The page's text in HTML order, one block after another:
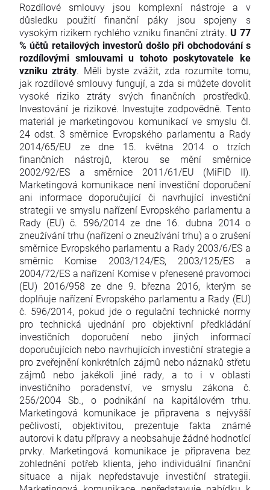
Rozdílové smlouvy jsou komplexní nástroje a v
důsledku použití finanční páky jsou spojeny s
vysokým rizikem rychlého vzniku finanční ztráty. U 77
% účtů retailových investorů došlo při obchodování s
rozdílovými smlouvami u tohoto poskytovatele ke
vzniku ztráty. Měli byste zvážit, zda rozumíte tomu,
jak rozdílové smlouvy fungují, a zda si můžete dovolit
vysoké riziko ztráty svých finančních prostředků.
Investování je rizikové. Investujte zodpovědně. Tento
materiál je marketingovou komunikací ve smyslu čl.
24 odst. 3 směrnice Evropského parlamentu a Rady
2014/65/EU ze dne 15. května 2014 o trzích
finančních nástrojů, kterou se mění směrnice
2002/92/ES a směrnice 2011/61/EU (MiFID II).
Marketingová komunikace není investiční doporučení
ani informace doporučující či navrhující investiční
strategii ve smyslu nařízení Evropského parlamentu a
Rady (EU) č. 596/2014 ze dne 16. dubna 2014 o
zneužívání trhu (nařízení o zneužívání trhu) a o zrušení
směrnice Evropského parlamentu a Rady 2003/6/ES a
směrnic Komise 2003/124/ES, 2003/125/ES a
2004/72/ES a nařízení Komise v přenesené pravomoci
(EU) 2016/958 ze dne 9. března 2016, kterým se
doplňuje nařízení Evropského parlamentu a Rady (EU)
č. 596/2014, pokud jde o regulační technické normy
pro technická ujednání pro objektivní předkládání
investičních doporučení nebo jiných informací
doporučujících nebo navrhujících investiční strategie a
pro zveřejnění konkrétních zájmů nebo náznaků střetu
zájmů nebo jakékoli jiné rady, a to i v oblasti
investičního poradenství, ve smyslu zákona č.
256/2004 Sb., o podnikání na kapitálovém trhu.
Marketingová komunikace je připravena s nejvyšší
pečlivostí, objektivitou, prezentuje fakta známé
autorovi k datu přípravy a neobsahuje žádné hodnotící
prvky. Marketingová komunikace je připravena bez
zohlednění potřeb klienta, jeho individuální finanční
situace a nijak nepředstavuje investiční strategii.